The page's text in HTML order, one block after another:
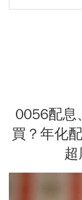
0056配息
買？年化